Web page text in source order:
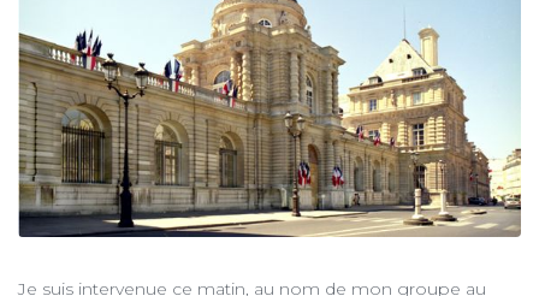
Je suis intervenue ce matin, au nom de mon groupe au